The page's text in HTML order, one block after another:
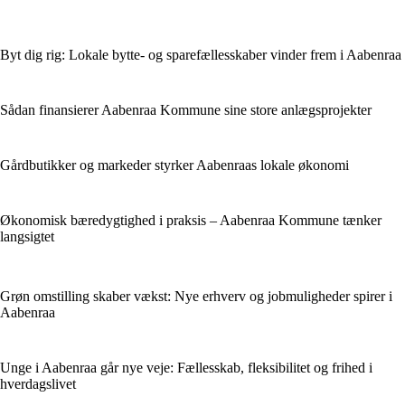
Byt dig rig: Lokale bytte- og sparefællesskaber vinder frem i Aabenraa
Sådan finansierer Aabenraa Kommune sine store anlægsprojekter
Gårdbutikker og markeder styrker Aabenraas lokale økonomi
Økonomisk bæredygtighed i praksis – Aabenraa Kommune tænker
langsigtet
Grøn omstilling skaber vækst: Nye erhverv og jobmuligheder spirer i
Aabenraa
Unge i Aabenraa går nye veje: Fællesskab, fleksibilitet og frihed i
hverdagslivet